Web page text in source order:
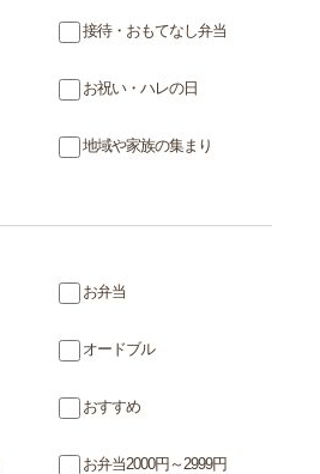
接待・おもてなし弁当
お祝い・ハレの日
地域や家族の集まり
お弁当
オードブル
おすすめ
お弁当2000円～2999円